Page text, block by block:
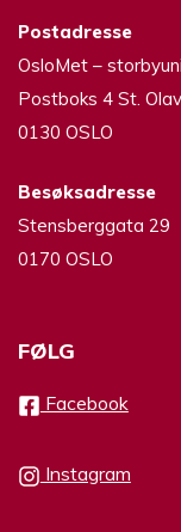
Postadresse
OsloMet –
Postboks 4 St.
0130 OSLO
Besøksadresse
Stensberggata 29
0170 OSLO
FØLG
Facebook
Instagram